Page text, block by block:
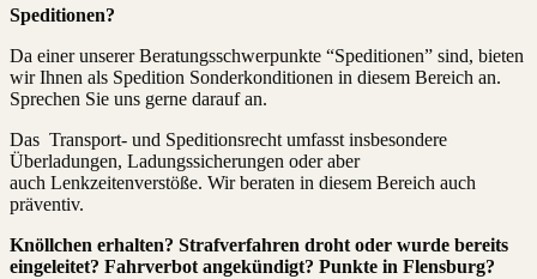
Speditionen?
Da einer unserer Beratungsschwerpunkte “Speditionen” sind, bieten
wir Ihnen als Spedition Sonderkonditionen in diesem Bereich an.
Sprechen Sie uns gerne darauf an.
Das Transport- und Speditionsrecht umfasst insbesondere
Überladungen, Ladungssicherungen oder aber
auch Lenkzeitenverstöße. Wir beraten in diesem Bereich auch
präventiv.
Knöllchen erhalten? Strafverfahren droht oder wurde bereits
eingeleitet? Fahrverbot angekündigt? Punkte in Flensburg?